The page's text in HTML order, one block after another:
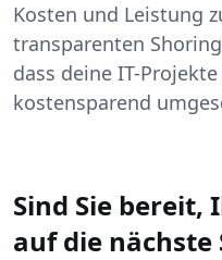
Kosten und Leistung
transparenten
dass deine IT-
kostensparend
Sind Sie
auf die nächste